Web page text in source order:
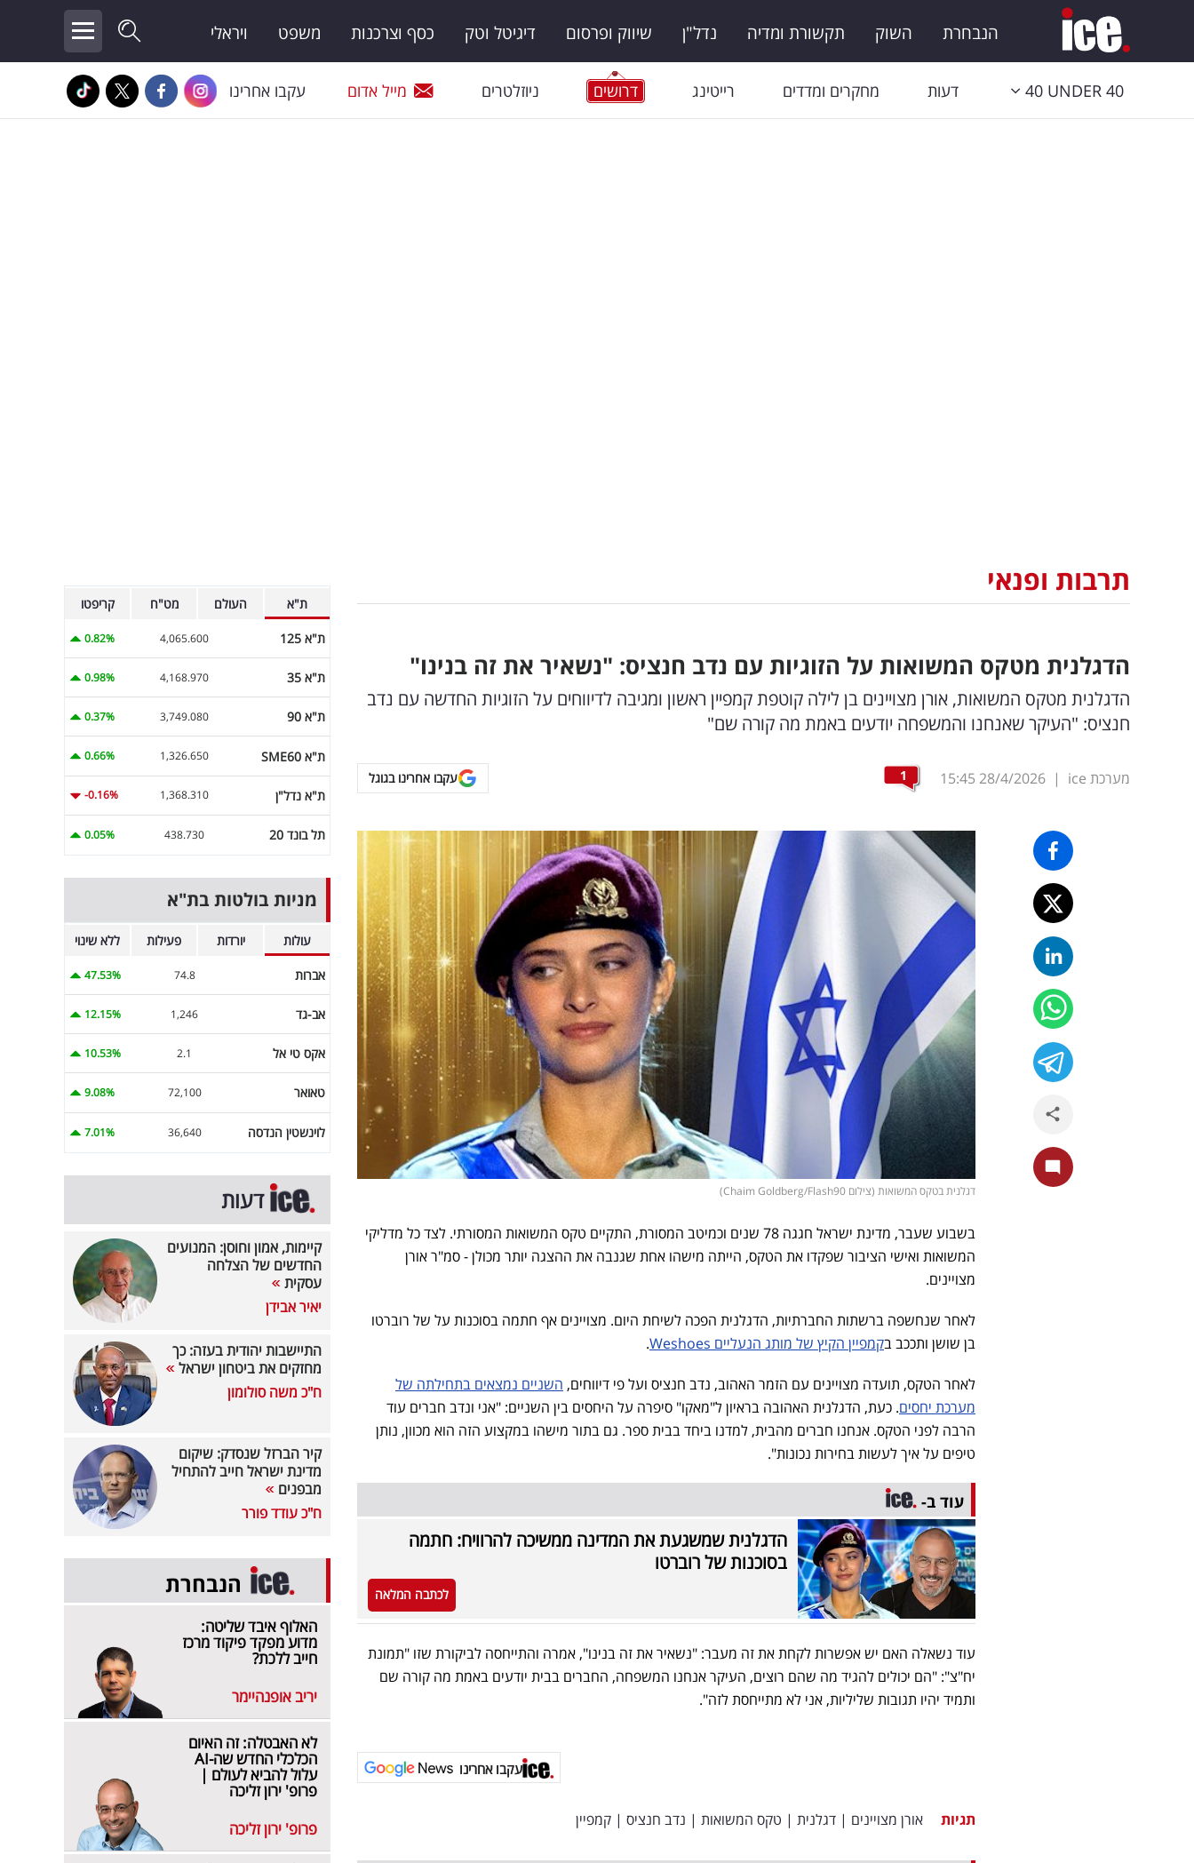
הנבחרת השוק תקשורת ומדיה נדל"ן שיווק ופרסום דיגיטל וטק כסף וצרכנות משפט ויראלי
40 UNDER 40 דעות מחקרים ומדדים רייטינג דרושים ניוזלטרים מייל אדום עקבו אחרינו
תרבות ופנאי
הדגלנית מטקס המשואות על הזוגיות עם נדב חנציס: "נשאיר את זה בנינו"
הדגלנית מטקס המשואות, אורן מצויינים בן לילה קוטפת קמפיין ראשון ומגיבה לדיווחים על הזוגיות החדשה עם נדב
חנציס: "העיקר שאנחנו והמשפחה יודעים באמת מה קורה שם"
מערכת ice |
28/4/2026
15:45
1 עקבו אחרינו בגוגל
דגלנית בטקס המשואות (צילום Chaim Goldberg/Flash90)
בשבוע שעבר, מדינת ישראל חגגה 78 שנים וכמיטב המסורת, התקיים טקס המשואות המסורתי. לצד כל מדליקי
המשואות ואישי הציבור שפקדו את הטקס, הייתה מישהו אחת שגנבה את ההצגה יותר מכולן - סמ"ר אורן
מצויינים.
לאחר שנחשפה ברשתות החברתיות, הדגלנית הפכה לשיחת היום. מצויינים אף חתמה בסוכנות על של רוברטו
בן שושן ותככב בקמפיין הקיץ של מותג הנעליים Weshoes .
לאחר הטקס, תועדה מצויינים עם הזמר האהוב, נדב חנציס ועל פי דיווחים, השניים נמצאים בתחילתה של
מערכת יחסים. כעת, הדגלנית האהובה בראיון ל"מאקו" סיפרה על היחסים בין השניים: "אני ונדב חברים עוד
הרבה לפני הטקס. אנחנו חברים מהבית, למדנו ביחד בבית ספר. גם בתור מישהו במקצוע הזה הוא מכוון, נותן
טיפים על איך לעשות בחירות נכונות".
עוד ב-
הדגלנית שמשגעת את המדינה ממשיכה להרוויח: חתמה
בסוכנות של רוברטו
לכתבה המלאה
עוד נשאלה האם יש אפשרות לקחת את זה מעבר: "נשאיר את זה בנינו", אמרה והתייחסה לביקורת שזו "תמונת
יח"צ": "הם יכולים להגיד מה שהם רוצים, העיקר אנחנו המשפחה, החברים בבית יודעים באמת מה קורה שם
ותמיד יהיו תגובות שליליות, אני לא מתייחסת לזה".
עקבו אחרינו
תגיות אורן מצויינים | דגלנית | טקס המשואות | נדב חנציס | קמפיין
ת"א העולם מט"ח קריפטו
ת"א 125 4,065.600
0.82%
ת"א 35 4,168.970
0.98%
ת"א 90 3,749.080
0.37%
ת"א SME60 1,326.650
0.66%
ת"א נדל"ן 1,368.310
-0.16%
תל בונד 20 438.730
0.05%
מניות בולטות בת"א
עולות יורדות פעילות ללא שינוי
אברות 74.8
47.53%
אב-גד 1,246
12.15%
אקס טי אל 2.1
10.53%
טאואר 72,100
9.08%
לוינשטין הנדסה 36,640
7.01%
דעות
קיימות, אמון וחוסן: המנועים
החדשים של הצלחה
עסקית
יאיר אבידן
התיישבות יהודית בעזה: כך
מחזקים את ביטחון ישראל
ח"כ משה סולומון
קיר הברזל שנסדק: שיקום
מדינת ישראל חייב להתחיל
מבפנים
ח"כ עודד פורר
הנבחרת
האלוף איבד שליטה:
מדוע מפקד פיקוד מרכז
חייב ללכת?
יריב אופנהיימר
לא האבטלה: זה האיום
הכלכלי החדש שה-AI
עלול להביא לעולם |
פרופ' ירון זליכה
פרופ' ירון זליכה